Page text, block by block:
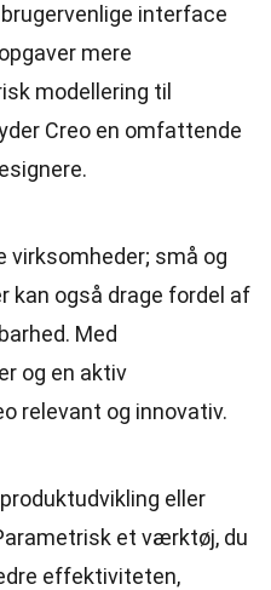
interface
mere
modellering til
Creo en omfattende
virksomheder; små og
kan også drage fordel af
Med
og en aktiv
relevant og innovativ.
eller
et værktøj, du
effektiviteten,